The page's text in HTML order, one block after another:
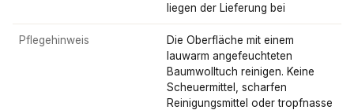
liegen der Lieferung bei
Pflegehinweis
Die Oberfläche mit einem
lauwarm angefeuchteten
Baumwolltuch reinigen. Keine
Scheuermittel, scharfen
Reinigungsmittel oder tropfnasse